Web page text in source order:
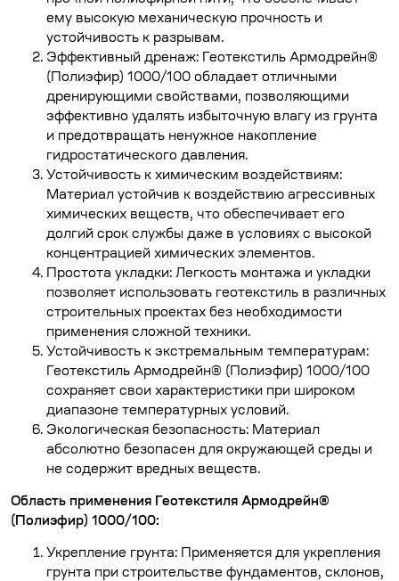
ему высокую механическую прочность и
устойчивость к разрывам.
Эффективный дренаж: Геотекстиль Армодрейн®
(Полиэфир) 1000/100 обладает отличными
дренирующими свойствами, позволяющими
эффективно удалять избыточную влагу из грунта
и предотвращать ненужное накопление
гидростатического давления.
Устойчивость к химическим воздействиям:
Материал устойчив к воздействию агрессивных
химических веществ, что обеспечивает его
долгий срок службы даже в условиях с высокой
концентрацией химических элементов.
Простота укладки: Легкость монтажа и укладки
позволяет использовать геотекстиль в различных
строительных проектах без необходимости
применения сложной техники.
Устойчивость к экстремальным температурам:
Геотекстиль Армодрейн® (Полиэфир) 1000/100
сохраняет свои характеристики при широком
диапазоне температурных условий.
Экологическая безопасность: Материал
абсолютно безопасен для окружающей среды и
не содержит вредных веществ.
Область применения Геотекстиля Армодрейн®
(Полиэфир) 1000/100:
Укрепление грунта: Применяется для укрепления
грунта при строительстве фундаментов, склонов,